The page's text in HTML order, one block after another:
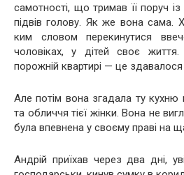
самотності, що тримав її поруч
підвів голову. Як же вона сама.
ким словом перекинутися
чоловіках, у дітей своє
порожній квартирі — це здавалося
Але потім вона згадала ту кухню
та обличчя тієї жінки. Вона не
була впевнена у своєму праві на
Андрій приїхав через два дні,